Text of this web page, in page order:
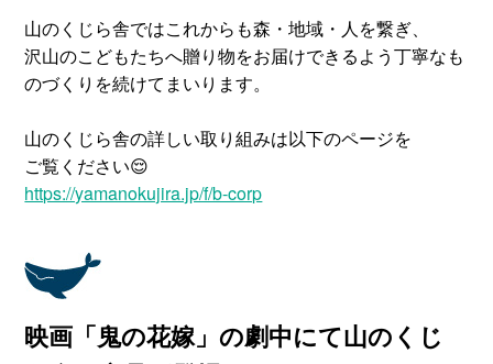
山のくじら舎ではこれからも森・地域・人を繋ぎ、
沢山のこどもたちへ贈り物をお届けできるよう丁寧なも
のづくりを続けてまいります。
山のくじら舎の詳しい取り組みは以下のページを
ご覧ください😌
https://yamanokujira.jp/f/b-corp
映画「鬼の花嫁」の劇中にて山のくじ